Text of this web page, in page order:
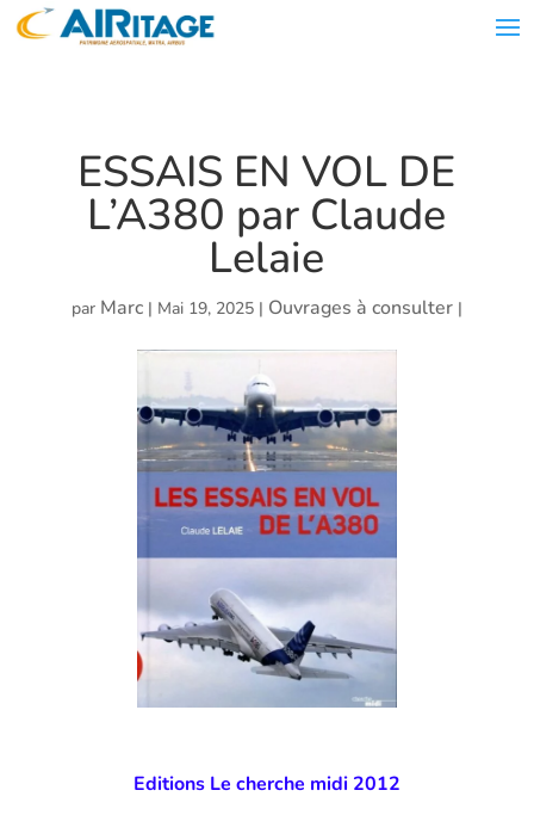
ESSAIS EN VOL DE
L’A380 par Claude
Lelaie
par Marc| Mai 19, 2025| Ouvrages à consulter|
Editions Le cherche midi 2012